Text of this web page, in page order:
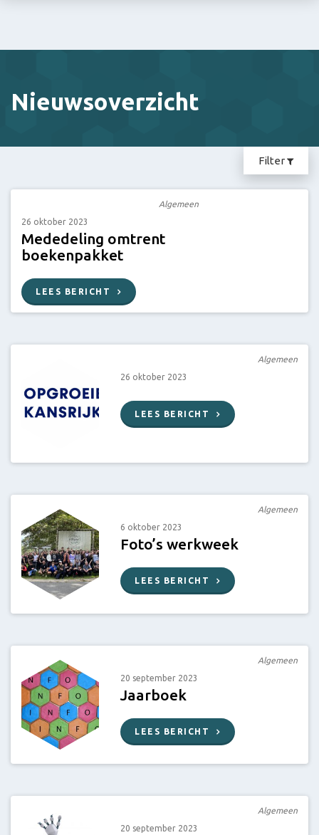
Nieuwsoverzicht
Filter
Algemeen
26 oktober 2023
Mededeling omtrent
boekenpakket
LEES BERICHT
Algemeen
26 oktober 2023
LEES BERICHT
Algemeen
6 oktober 2023
Foto’s werkweek
LEES BERICHT
Algemeen
20 september 2023
Jaarboek
LEES BERICHT
Algemeen
20 september 2023